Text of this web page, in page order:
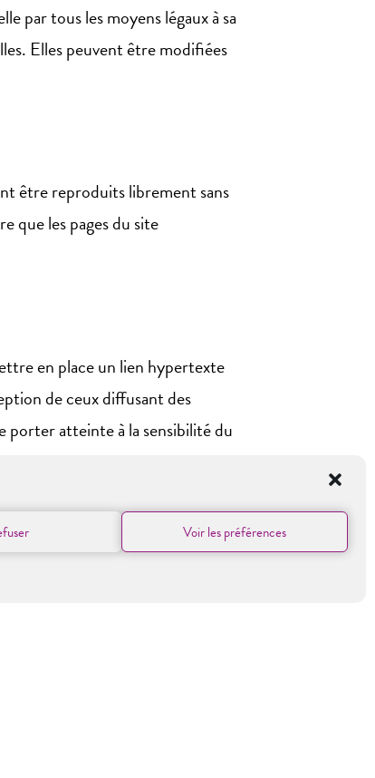
Voir les préférences
par tous les moyens légaux à sa
Elles peuvent être modifiées
être reproduits librement sans
que les pages du site
en place un lien hypertexte
de ceux diffusant des
porter atteinte à la sensibilité du
saisie est obligatoire dans les